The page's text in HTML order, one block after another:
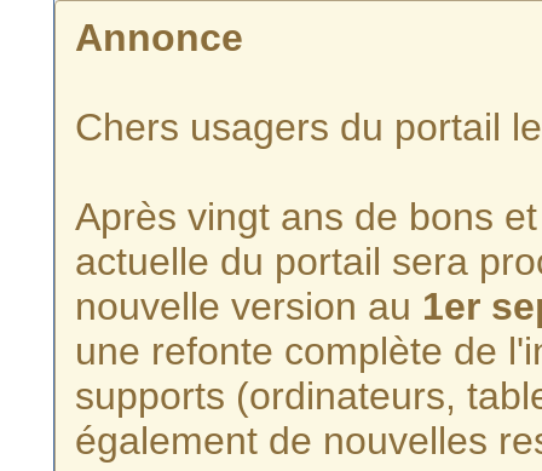
Annonce
Chers usagers du portail
Après vingt ans de bons
actuelle du portail sera
nouvelle version au 1er
une refonte complète de
supports (ordinateurs,
également de nouvelles